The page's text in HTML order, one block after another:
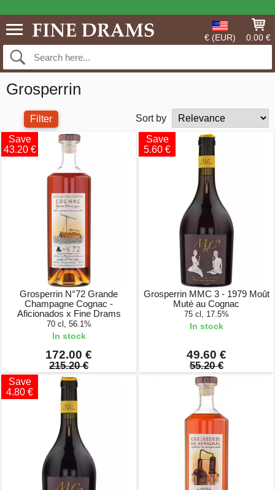
€ (EUR) 0.00 €
Grosperrin
Filter
Sort by
Save
43.20 €
Grosperrin N°72 Grande
Champagne Cognac -
Aficionados x Fine Drams
70 cl, 56.1%
In stock
172.00 €
215.20 €
Save
5.60 €
Grosperrin MMC 3 - 1979 Moût
Muté au Cognac
75 cl, 17.5%
In stock
49.60 €
55.20 €
Save
4.80 €